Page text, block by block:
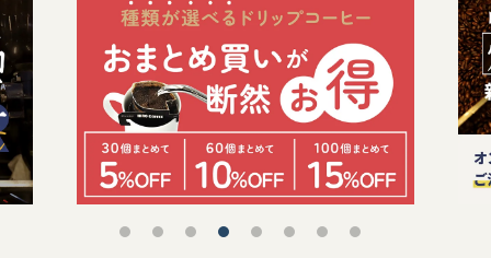
レギュラーコーヒーギフト
ドリップコーヒーギフト
スイーツギフト
スイーツとコーヒーギフト
アイスコーヒーギフト